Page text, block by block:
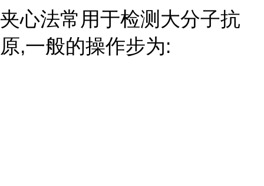
夹心法常用于检测大分子抗
原,一般的操作步为: